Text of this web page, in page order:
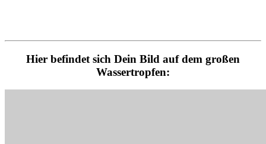
Hier befindet sich Dein Bild auf dem großen
Wassertropfen: